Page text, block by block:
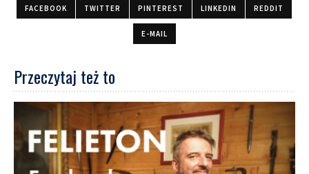
FACEBOOK TWITTER PINTEREST LINKEDIN REDDIT
E-MAIL
Przeczytaj też to